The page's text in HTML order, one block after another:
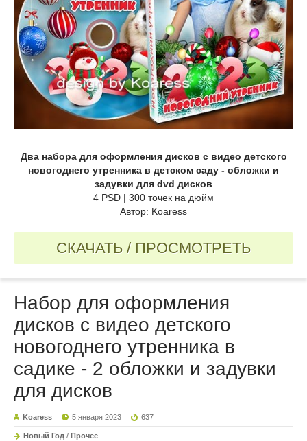
Два набора для оформления дисков с видео детского
новогоднего утренника в детском саду - обложки и
задувки для dvd дисков
4 PSD | 300 точек на дюйм
Автор: Koaress
СКАЧАТЬ / ПРОСМОТРЕТЬ
Набор для оформления
дисков с видео детского
новогоднего утренника в
садике - 2 обложки и задувки
для дисков
Koaress 5 января 2023 637
Новый Год / Прочее